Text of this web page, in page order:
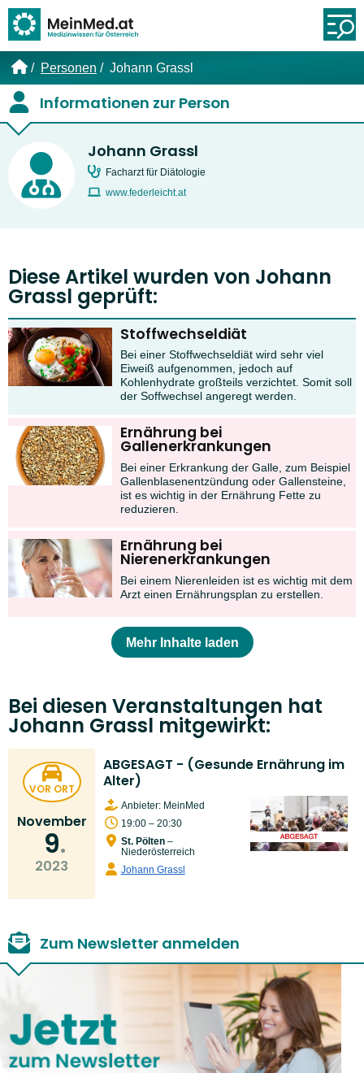
Personen Johann Grassl
Informationen zur Person
Johann Grassl
Facharzt für Diätologie
www.federleicht.at
Diese Artikel wurden von Johann
Grassl geprüft:
Stoffwechseldiät
Bei einer Stoffwechseldiät wird sehr viel
Eiweiß aufgenommen, jedoch auf
Kohlenhydrate großteils verzichtet. Somit soll
der Soffwechsel angeregt werden.
Ernährung bei
Gallenerkrankungen
Bei einer Erkrankung der Galle, zum Beispiel
Gallenblasenentzündung oder Gallensteine,
ist es wichtig in der Ernährung Fette zu
reduzieren.
Ernährung bei
Nierenerkrankungen
Bei einem Nierenleiden ist es wichtig mit dem
Arzt einen Ernährungsplan zu erstellen.
Mehr Inhalte laden
Bei diesen Veranstaltungen hat
Johann Grassl mitgewirkt:
VOR ORT
November
9
2023
ABGESAGT - (Gesunde Ernährung im
Alter)
Anbieter: MeinMed
19:00 – 20:30
St. Pölten–
Niederösterreich
Johann Grassl
Zum Newsletter anmelden